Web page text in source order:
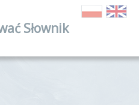
Słownik